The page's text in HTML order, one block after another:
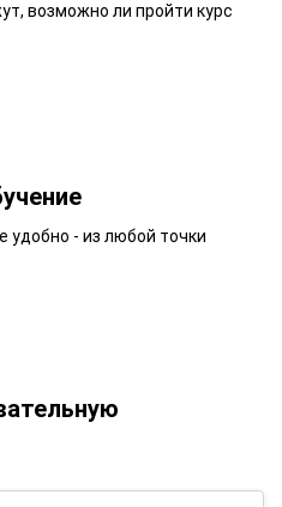
возможно ли пройти курс
удобно - из любой точки